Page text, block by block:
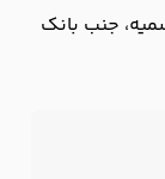
جنب بانک